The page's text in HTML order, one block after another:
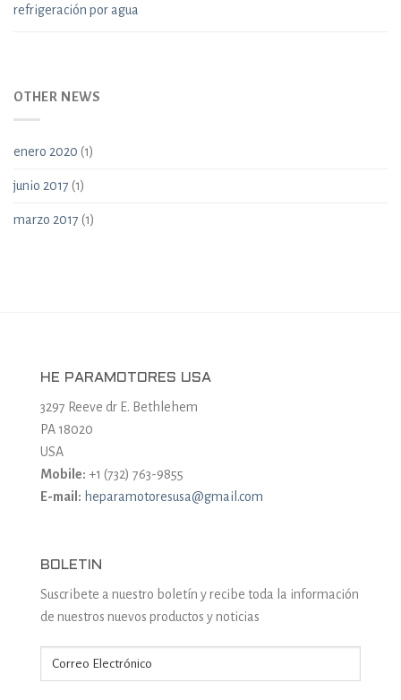
refrigeración por agua
OTHER NEWS
enero 2020 (1)
junio 2017 (1)
marzo 2017 (1)
HE PARAMOTORES USA
3297 Reeve dr E. Bethlehem
PA 18020
USA
Mobile: +1 (732) 763-9855
E-mail: heparamotoresusa@gmail.com
BOLETIN
Suscribete a nuestro boletín y recibe toda la información
de nuestros nuevos productos y noticias